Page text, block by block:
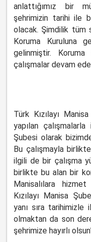
anlattığımız bir
şehrimizin tarihi ile
olacak. Şimdilik tüm
Koruma Kuruluna
gelinmiştir. Koruma
çalışmalar devam
Türk Kızılayı
yapılan
Şubesi olarak
Bu çalışmayla
ilgili de bir çalışma
birlikte bu alan bir
Manisalılara
Kızılayı Manisa
yanı sıra tarihimizle
olmaktan da son
şehrimize hayırlı